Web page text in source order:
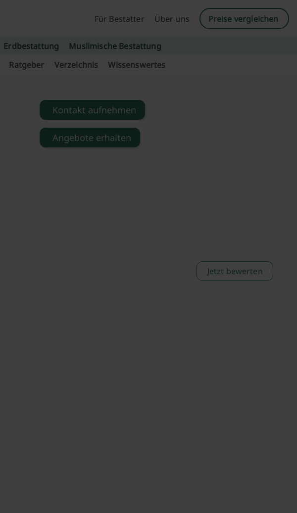
Für Bestatter
Über uns Preise vergleichen
Erdbestattung
Muslimische Bestattung
Ratgeber Verzeichnis Wissenswertes
Kontakt aufnehmen
Angebote erhalten
Jetzt bewerten